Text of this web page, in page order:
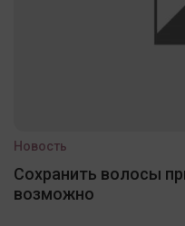
Новость
Сохранить волосы
возможно